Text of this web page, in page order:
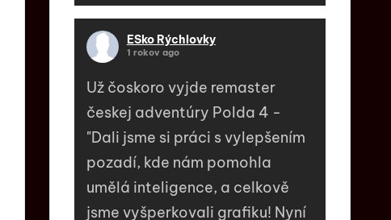
ESko Rýchlovky
1 rokov ago
Už čoskoro vyjde remaster
českej adventúry Polda 4 -
"Dali jsme si práci s vylepšením
pozadí, kde nám pomohla
umělá inteligence, a celkově
jsme vyšperkovali grafiku! Nyní